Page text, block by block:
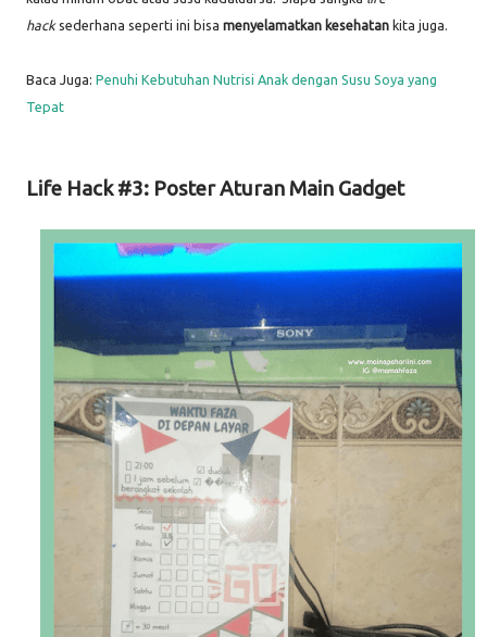
hacksederhana seperti ini bisa menyelamatkan kesehatan kita juga.
Baca Juga: Penuhi Kebutuhan Nutrisi Anak dengan Susu Soya yang
Tepat
Life Hack #3: Poster Aturan Main Gadget